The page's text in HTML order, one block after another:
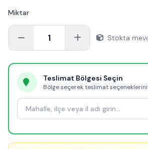
Miktar
1 Stokta
Teslimat Bölgesi Seçin
Bölge seçerek teslimat